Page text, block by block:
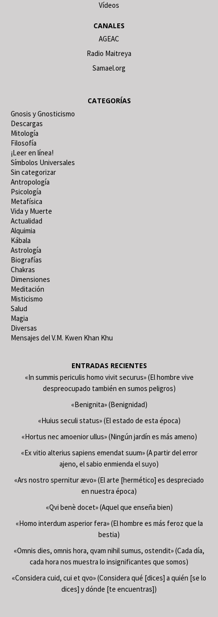
Vídeos
CANALES
AGEAC
Radio Maitreya
Samael.org
CATEGORÍAS
Gnosis y Gnosticismo
Descargas
Mitología
Filosofía
¡Leer en línea!
Símbolos Universales
Sin categorizar
Antropología
Psicología
Metafísica
Vida y Muerte
Actualidad
Alquimia
Kábala
Astrología
Biografías
Chakras
Dimensiones
Meditación
Misticismo
Salud
Magia
Diversas
Mensajes del V.M. Kwen Khan Khu
ENTRADAS RECIENTES
«In summis periculis homo vivit securus» (El hombre vive
despreocupado también en sumos peligros)
«Benignita» (Benignidad)
«Huius seculi status» (El estado de esta época)
«Hortus nec amoenior ullus» (Ningún jardín es más ameno)
«Ex vitio alterius sapiens emendat suum» (A partir del error
ajeno, el sabio enmienda el suyo)
«Ars nostro spernitur ævo» (El arte [hermético] es despreciado
en nuestra época)
«Qvi benè docet» (Aquel que enseña bien)
«Homo interdum asperior fera» (El hombre es más feroz que la
bestia)
«Omnis dies, omnis hora, qvam nihil sumus, ostendit» (Cada día,
cada hora nos muestra lo insignificantes que somos)
«Considera cuid, cui et qvo» (Considera qué [dices] a quién [se lo
dices] y dónde [te encuentras])